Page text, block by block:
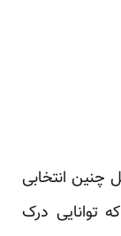
چنین انتخابی
توانایی درک